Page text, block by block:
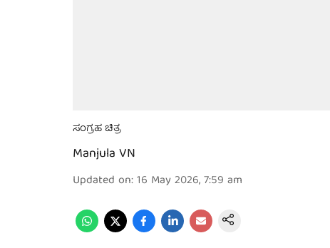
ಸಂಗ್ರಹ ಚಿತ್ರ
Manjula VN
Updated on:16 May 2026, 7:59 am